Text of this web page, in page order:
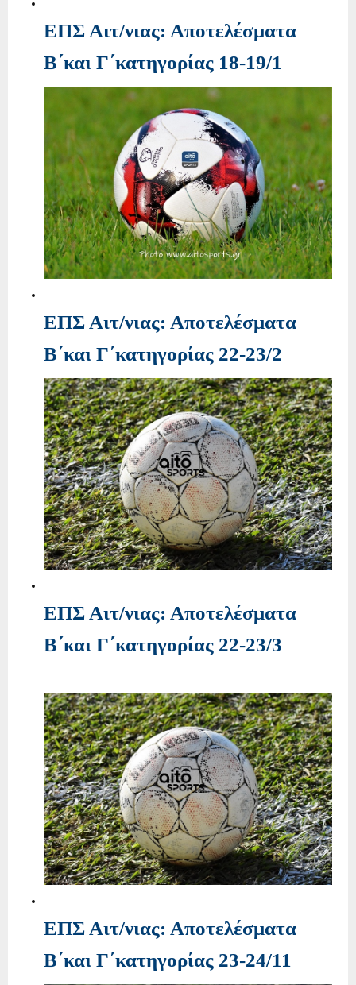
ΕΠΣ Αιτ/νιας: Αποτελέσματα
Β΄και Γ΄κατηγορίας 18-19/1
ΕΠΣ Αιτ/νιας: Αποτελέσματα
Β΄και Γ΄κατηγορίας 22-23/2
ΕΠΣ Αιτ/νιας: Αποτελέσματα
Β΄και Γ΄κατηγορίας 22-23/3
ΕΠΣ Αιτ/νιας: Αποτελέσματα
Β΄και Γ΄κατηγορίας 23-24/11